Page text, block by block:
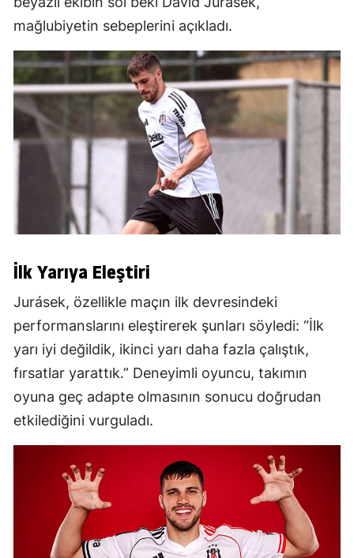
mağlubiyetin sebeplerini açıkladı.
İlk Yarıya Eleştiri
Jurásek, özellikle maçın ilk devresindeki
performanslarını eleştirerek şunları söyledi: “İlk
yarı iyi değildik, ikinci yarı daha fazla çalıştık,
fırsatlar yarattık.” Deneyimli oyuncu, takımın
oyuna geç adapte olmasının sonucu doğrudan
etkilediğini vurguladı.